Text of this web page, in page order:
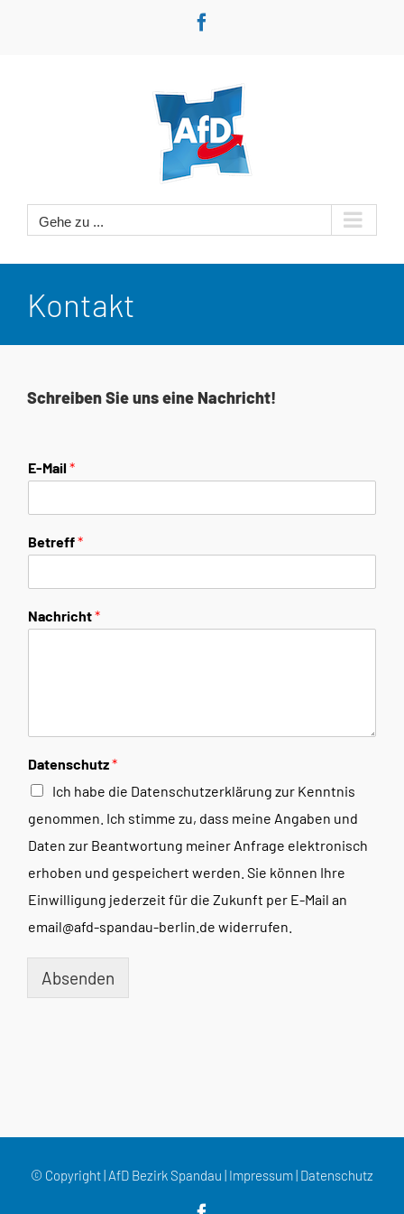
Gehe zu ...
Kontakt
Schreiben Sie uns eine Nachricht!
E-Mail*
Betreff*
Nachricht*
Datenschutz*
Ich habe die Datenschutzerklärung zur Kenntnis
genommen. Ich stimme zu, dass meine Angaben und
Daten zur Beantwortung meiner Anfrage elektronisch
erhoben und gespeichert werden. Sie können Ihre
Einwilligung jederzeit für die Zukunft per E-Mail an
email@afd-spandau-berlin.de widerrufen.
Absenden
© Copyright | AfD Bezirk Spandau | Impressum| Datenschutz